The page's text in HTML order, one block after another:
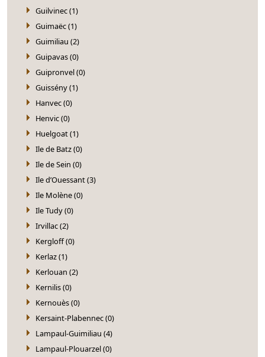
Guilvinec (1)
Guimaëc (1)
Guimiliau (2)
Guipavas (0)
Guipronvel (0)
Guissény (1)
Hanvec (0)
Henvic (0)
Huelgoat (1)
Ile de Batz (0)
Ile de Sein (0)
Ile d’Ouessant (3)
Ile Molène (0)
Ile Tudy (0)
Irvillac (2)
Kergloff (0)
Kerlaz (1)
Kerlouan (2)
Kernilis (0)
Kernouès (0)
Kersaint-Plabennec (0)
Lampaul-Guimiliau (4)
Lampaul-Plouarzel (0)